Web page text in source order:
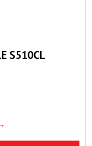
S510CL